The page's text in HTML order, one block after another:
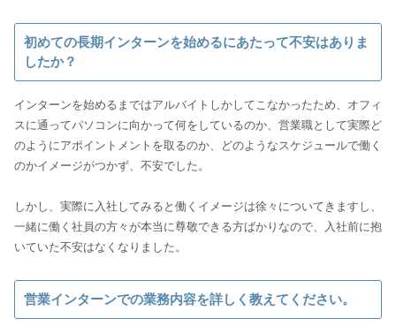
初めての長期インターンを始めるにあたって不安はありま
したか？
インターンを始めるまではアルバイトしかしてこなかったため、オフィ
スに通ってパソコンに向かって何をしているのか、営業職として実際ど
のようにアポイントメントを取るのか、どのようなスケジュールで働く
のかイメージがつかず、不安でした。
しかし、実際に入社してみると働くイメージは徐々についてきますし、
一緒に働く社員の方々が本当に尊敬できる方ばかりなので、入社前に抱
いていた不安はなくなりました。
営業インターンでの業務内容を詳しく教えてください。